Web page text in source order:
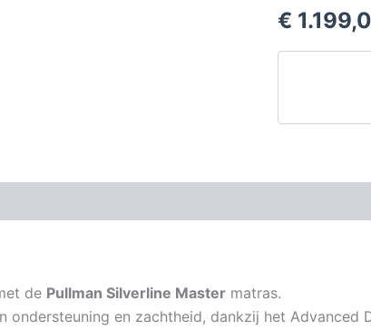
€
de Pullman Silverline Master matras.
ondersteuning en zachtheid, dankzij het Advanced